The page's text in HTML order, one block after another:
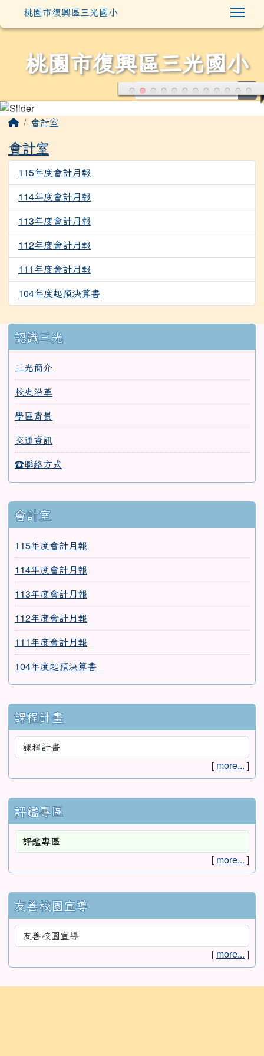
桃園市復興區三光國小
桃園市復興區三光國小
::: 會計室
會計室
115年度會計月報
114年度會計月報
113年度會計月報
112年度會計月報
111年度會計月報
104年度起預決算書
::: 認識三光
三光簡介
校史沿革
學區背景
交通資訊
☎聯絡方式
會計室
115年度會計月報
114年度會計月報
113年度會計月報
112年度會計月報
111年度會計月報
104年度起預決算書
課程計畫
[ more... ]
評鑑專區
[ more... ]
友善校園宣導
[ more... ]